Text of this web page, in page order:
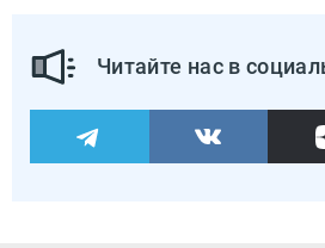
Читайте нас в